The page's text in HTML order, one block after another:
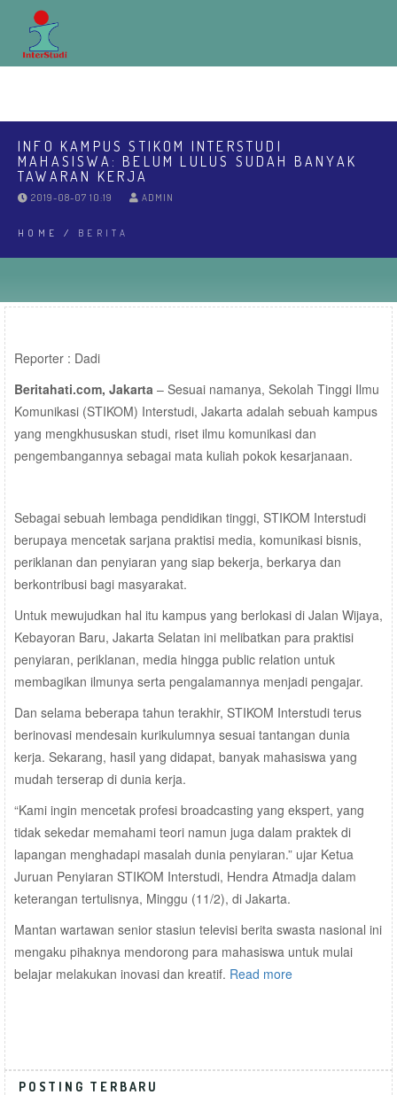
INFO KAMPUS STIKOM INTERSTUDI
MAHASISWA: BELUM LULUS SUDAH BANYAK
TAWARAN KERJA
2019-08-07 10:19 ADMIN
HOME / BERITA
Reporter : Dadi
Beritahati.com, Jakarta – Sesuai namanya, Sekolah Tinggi Ilmu
Komunikasi (STIKOM) Interstudi, Jakarta adalah sebuah kampus
yang mengkhususkan studi, riset ilmu komunikasi dan
pengembangannya sebagai mata kuliah pokok kesarjanaan.
Sebagai sebuah lembaga pendidikan tinggi, STIKOM Interstudi
berupaya mencetak sarjana praktisi media, komunikasi bisnis,
periklanan dan penyiaran yang siap bekerja, berkarya dan
berkontribusi bagi masyarakat.
Untuk mewujudkan hal itu kampus yang berlokasi di Jalan Wijaya,
Kebayoran Baru, Jakarta Selatan ini melibatkan para praktisi
penyiaran, periklanan, media hingga public relation untuk
membagikan ilmunya serta pengalamannya menjadi pengajar.
Dan selama beberapa tahun terakhir, STIKOM Interstudi terus
berinovasi mendesain kurikulumnya sesuai tantangan dunia
kerja. Sekarang, hasil yang didapat, banyak mahasiswa yang
mudah terserap di dunia kerja.
“Kami ingin mencetak profesi broadcasting yang ekspert, yang
tidak sekedar memahami teori namun juga dalam praktek di
lapangan menghadapi masalah dunia penyiaran.” ujar Ketua
Juruan Penyiaran STIKOM Interstudi, Hendra Atmadja dalam
keterangan tertulisnya, Minggu (11/2), di Jakarta.
Mantan wartawan senior stasiun televisi berita swasta nasional ini
mengaku pihaknya mendorong para mahasiswa untuk mulai
belajar melakukan inovasi dan kreatif. Read more
POSTING TERBARU